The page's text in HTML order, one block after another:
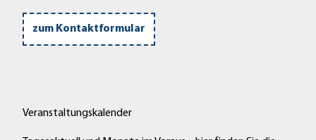
zum Kontaktformular
Veranstaltungskalender